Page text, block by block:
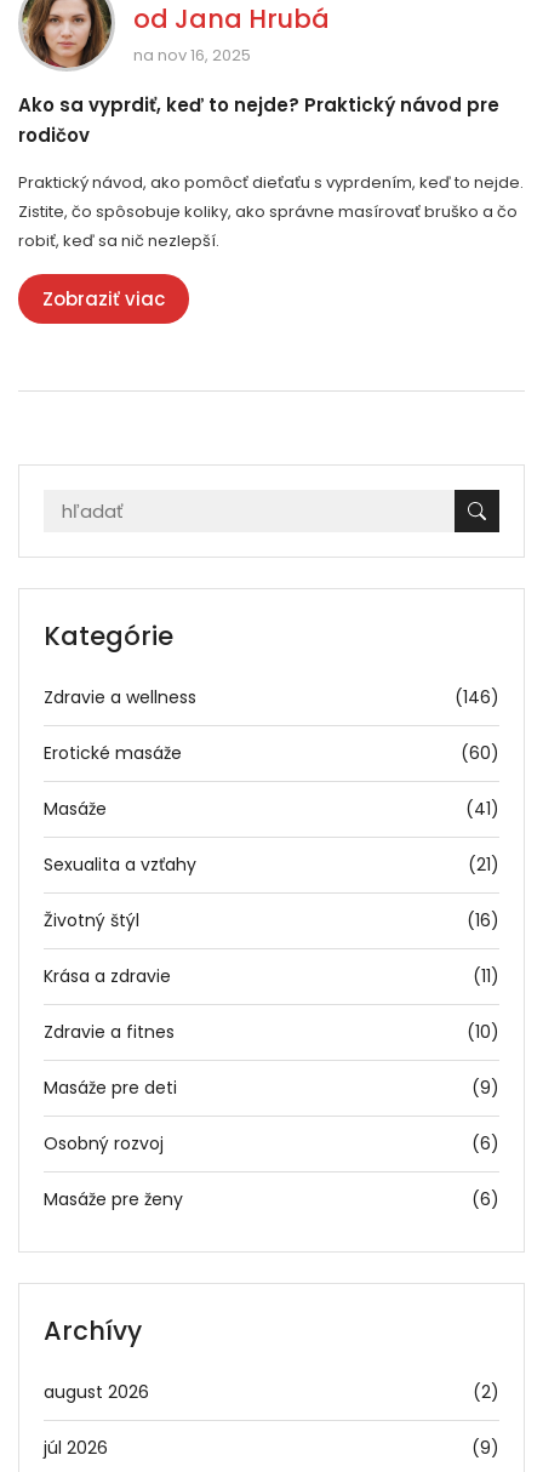
od Jana Hrubá
na nov 16, 2025
Ako sa vyprdiť, keď to nejde? Praktický návod pre
rodičov
Praktický návod, ako pomôcť dieťaťu s vyprdením, keď to nejde.
Zistite, čo spôsobuje koliky, ako správne masírovať bruško a čo
robiť, keď sa nič nezlepší.
Zobraziť viac
Kategórie
Zdravie a wellness (146)
Erotické masáže (60)
Masáže (41)
Sexualita a vzťahy (21)
Životný štýl (16)
Krása a zdravie (11)
Zdravie a fitnes (10)
Masáže pre deti (9)
Osobný rozvoj (6)
Masáže pre ženy (6)
Archívy
august 2026 (2)
júl 2026 (9)